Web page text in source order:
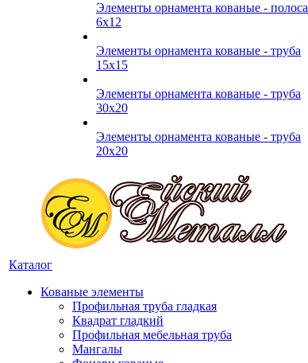
Элементы орнамента кованые - полоса
6х12
Элементы орнамента кованые - труба
15х15
Элементы орнамента кованые - труба
30х20
Элементы орнамента кованые - труба
20х20
Каталог
Кованые элементы
Профильная труба гладкая
Квадрат гладкий
Профильная мебельная труба
Мангалы